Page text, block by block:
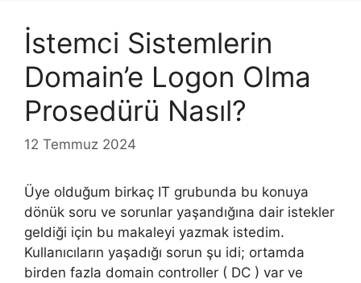
İstemci Sistemlerin
Domain’e Logon Olma
Prosedürü Nasıl?
12 Temmuz 2024
Üye olduğum birkaç IT grubunda bu konuya
dönük soru ve sorunlar yaşandığına dair istekler
geldiği için bu makaleyi yazmak istedim.
Kullanıcıların yaşadığı sorun şu idi; ortamda
birden fazla domain controller ( DC ) var ve